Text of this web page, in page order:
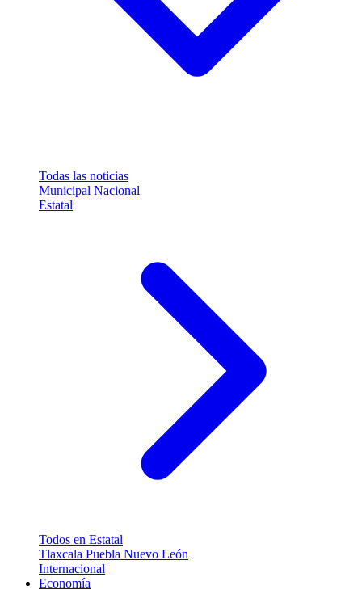
Todas las noticias
Municipal Nacional
Estatal
Todos en Estatal
Tlaxcala Puebla Nuevo León
Internacional
Economía